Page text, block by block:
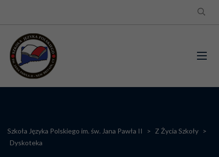
Szkoła Języka Polskiego im. św. Jana Pawła II > Z Życia Szkoły >
Dyskoteka